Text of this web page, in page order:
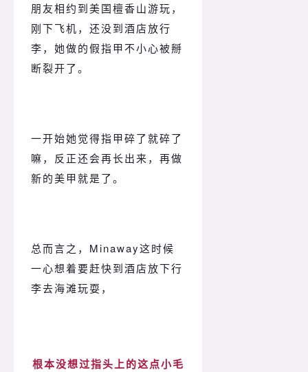
朋友相约到美国檀香山游玩，
刚下飞机，还没到酒店放行
李，她做的假指甲不小心被掰
断裂开了。
一开始她觉得指甲碎了就碎了
嘛，反正还会再长出来，再做
新的美甲就是了。
总而言之，Minaway这时候
一心想着要赶快到酒店放下行
李去海滩玩耍，
根本没想过指头上的这点小毛